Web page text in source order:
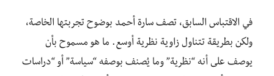
في الاقتباس السابق، تصف سارة أحمد بوضوح تجربتها الخاصة،
ولكن بطريقة تتناول زاوية نظرية أوسع. ما هو مسموح بأن
يوصف على أنه “نظرية” وما يُصنف بوصفه “سياسة” أو “دراسات